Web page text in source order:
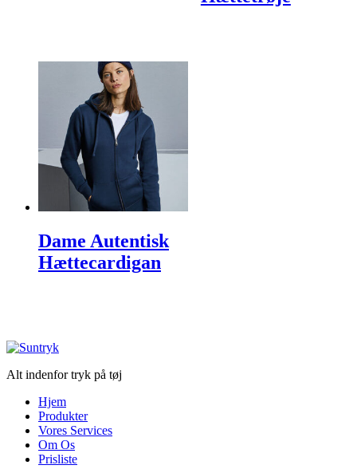
Dame Autentisk
Hættecardigan
Alt indenfor tryk på tøj
Hjem
Produkter
Vores Services
Om Os
Prisliste